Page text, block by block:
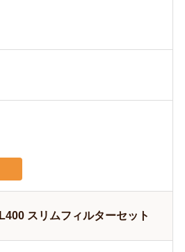
スリムフィルターセット